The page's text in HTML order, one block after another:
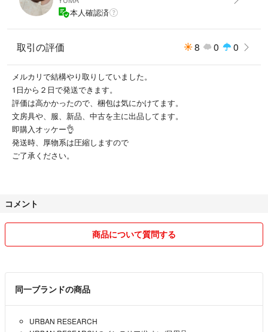
本人確認済
取引の評価 8 0 0
メルカリで結構やり取りしていました。
1日から２日で発送できます。
評価は高かかったので、梱包は気にかけてます。
文房具や、服、新品、中古を主に出品してます。
即購入オッケー👌
発送時、厚物系は圧縮しますので
ご了承ください。
コメント
商品について質問する
同一ブランドの商品
URBAN RESEARCH